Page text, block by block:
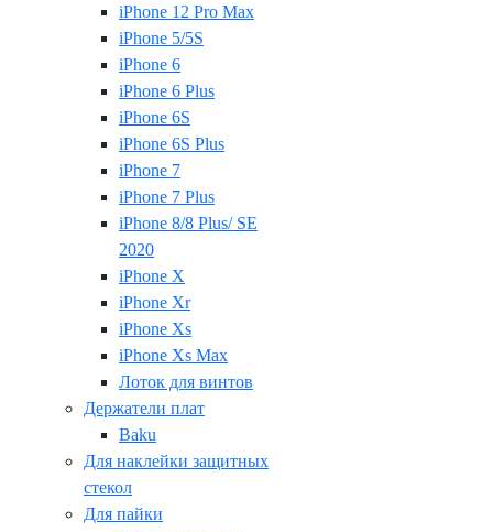
iPhone 12 Pro Max
iPhone 5/5S
iPhone 6
iPhone 6 Plus
iPhone 6S
iPhone 6S Plus
iPhone 7
iPhone 7 Plus
iPhone 8/8 Plus/ SE
2020
iPhone X
iPhone Xr
iPhone Xs
iPhone Xs Max
Лоток для винтов
Держатели плат
Baku
Для наклейки защитных
стекол
Для пайки